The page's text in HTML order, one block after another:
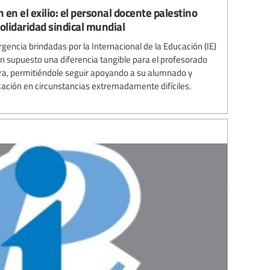
en el exilio: el personal docente palestino
sindical mundial
brindadas por la Internacional de la Educación (IE)
supuesto una diferencia tangible para el profesorado
permitiéndole seguir apoyando a su alumnado y
en circunstancias extremadamente difíciles.